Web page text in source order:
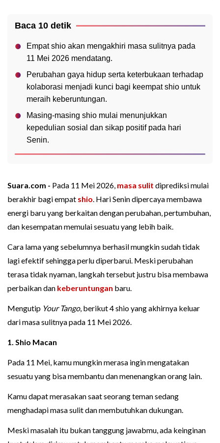
Baca 10 detik
Empat shio akan mengakhiri masa sulitnya pada
11 Mei 2026 mendatang.
Perubahan gaya hidup serta keterbukaan terhadap
kolaborasi menjadi kunci bagi keempat shio untuk
meraih keberuntungan.
Masing-masing shio mulai menunjukkan
kepedulian sosial dan sikap positif pada hari
Senin.
Suara.com - Pada 11 Mei 2026, masa sulit diprediksi mulai
berakhir bagi empat shio. Hari Senin dipercaya membawa
energi baru yang berkaitan dengan perubahan, pertumbuhan,
dan kesempatan memulai sesuatu yang lebih baik.
Cara lama yang sebelumnya berhasil mungkin sudah tidak
lagi efektif sehingga perlu diperbarui. Meski perubahan
terasa tidak nyaman, langkah tersebut justru bisa membawa
perbaikan dan keberuntungan baru.
Mengutip Your Tango, berikut 4 shio yang akhirnya keluar
dari masa sulitnya pada 11 Mei 2026.
1. Shio Macan
Pada 11 Mei, kamu mungkin merasa ingin mengatakan
sesuatu yang bisa membantu dan menenangkan orang lain.
Kamu dapat merasakan saat seorang teman sedang
menghadapi masa sulit dan membutuhkan dukungan.
Meski masalah itu bukan tanggung jawabmu, ada keinginan